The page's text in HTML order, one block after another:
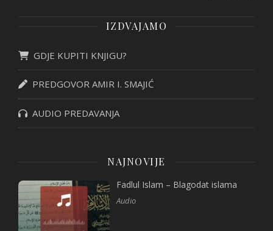
IZDVAJAMO
GDJE KUPITI KNJIGU?
PREDGOVOR AMIR I. SMAJIĆ
AUDIO PREDAVANJA
NAJNOVIJE
Fadlul Islam – Blagodat islama
Audio